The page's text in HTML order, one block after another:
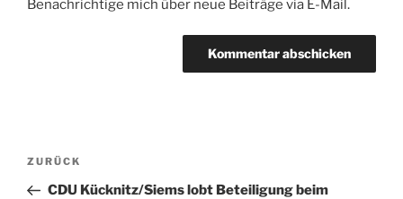
Benachrichtige mich über neue Beiträge via E-Mail.
Beitragsnavigation
Vorheriger
Beitrag
ZURÜCK
CDU Kücknitz/Siems lobt Beteiligung beim